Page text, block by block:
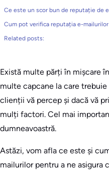
Ce este un scor bun de reputație de
Cum pot verifica reputația e-mailurilor
Related posts:
Există multe părți în mișcare
multe capcane la care
clienții vă percep și dacă vă
mulți factori. Cel mai
dumneavoastră.
Astăzi, vom afla ce este și
mailurilor pentru a ne asigura